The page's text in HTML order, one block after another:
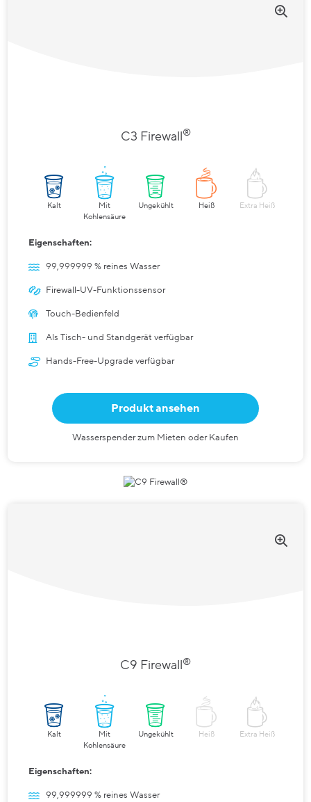
C3 Firewall®
Kalt
Mit
Kohlensäure
Ungekühlt Heiß Extra Heiß
Eigenschaften:
99,999999 % reines Wasser
Firewall-UV-Funktionssensor
Touch-Bedienfeld
Als Tisch- und Standgerät verfügbar
Hands-Free-Upgrade verfügbar
Produkt ansehen
Wasserspender zum Mieten oder Kaufen
C9 Firewall®
Kalt
Mit
Kohlensäure
Ungekühlt Heiß Extra Heiß
Eigenschaften:
99,999999 % reines Wasser